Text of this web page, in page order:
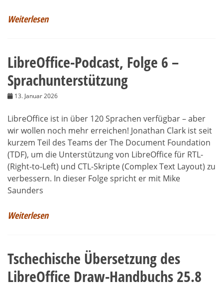
Weiterlesen
LibreOffice-Podcast, Folge 6 –
Sprachunterstützung
13. Januar 2026
LibreOffice ist in über 120 Sprachen verfügbar – aber
wir wollen noch mehr erreichen! Jonathan Clark ist seit
kurzem Teil des Teams der The Document Foundation
(TDF), um die Unterstützung von LibreOffice für RTL-
(Right-to-Left) und CTL-Skripte (Complex Text Layout) zu
verbessern. In dieser Folge spricht er mit Mike
Saunders
Weiterlesen
Tschechische Übersetzung des
LibreOffice Draw-Handbuchs 25.8